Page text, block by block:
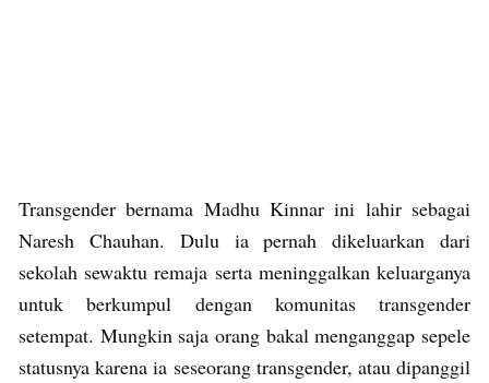
Transgender bernama Madhu Kinnar ini lahir sebagai
Naresh Chauhan. Dulu ia pernah dikeluarkan dari
sekolah sewaktu remaja serta meninggalkan keluarganya
untuk berkumpul dengan komunitas transgender
setempat. Mungkin saja orang bakal menganggap sepele
statusnya karena ia seseorang transgender, atau dipanggil